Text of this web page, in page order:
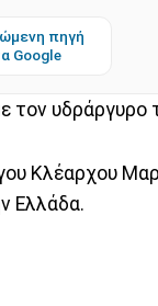
πηγή
Google
τον υδράργυρο
Κλέαρχου
Ελλάδα.